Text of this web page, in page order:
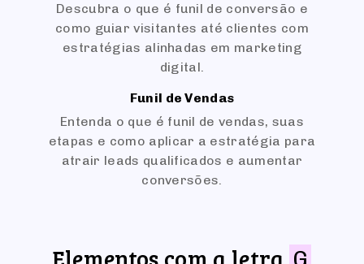
Descubra o que é funil de conversão e
como guiar visitantes até clientes com
estratégias alinhadas em marketing
digital.
Funil de Vendas
Entenda o que é funil de vendas, suas
etapas e como aplicar a estratégia para
atrair leads qualificados e aumentar
conversões.